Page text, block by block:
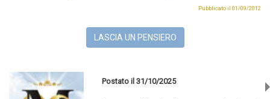
Pubblicato il 01/09/2012
LASCIA UN PENSIERO
Postato il 31/10/2025